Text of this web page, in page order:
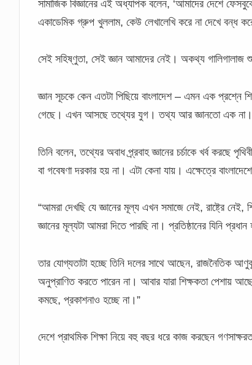
সামাজিক বিজ্ঞানের এই অধ্যাপক বলেন, ‘আমাদের দেশে
একাডেমিক গ্রুপ খুললাম, কেউ লেখালেখি করে না দেখে বন্ধ
সেই সহিষ্ণুতা, সেই জ্ঞান আমাদের নেই। অকথ্য গালিগালাজ
জ্ঞান সূচকে কেন এতটা পিছিয়ে বাংলাদেশ – এমন এক প্রশ্নে
গেছে। এখন আসছে তথ্যের যুগ। তথ্য আর জ্ঞানতো এক না।
তিনি বলেন, তথ্যের অবাধ প্র্রবাহ জ্ঞানের চর্চাকে খর্ব করছে
বা গবেষণা দরকার হয় না। এটা কেনা যায়। এক্ষেত্রে
“আমরা দেখছি যে জ্ঞানের মূল্য এখন সমাজে নেই, রাষ্ট্রে নেই,
জ্ঞানের মূল্যটা আমরা দিতে পারছি না। প্রতিষ্ঠানের যিনি
তার যোগ্যতাটা হচ্ছে তিনি দলের সাথে আছেন, রাজনৈতিক
অনুপ্রাণিত করতে পারেন না। আবার যারা শিক্ষকতা পেশায়
কমছে, প্রকাশনাও হচ্ছে না।”
দেশে প্রাথমিক শিক্ষা নিয়ে বহু বছর ধরে কাজ করছেন